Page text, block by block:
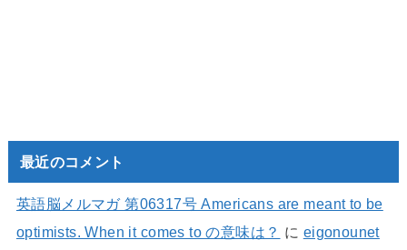
最近のコメント
英語脳メルマガ 第06317号 Americans are meant to be
optimists. When it comes to の意味は？ に eigonounet